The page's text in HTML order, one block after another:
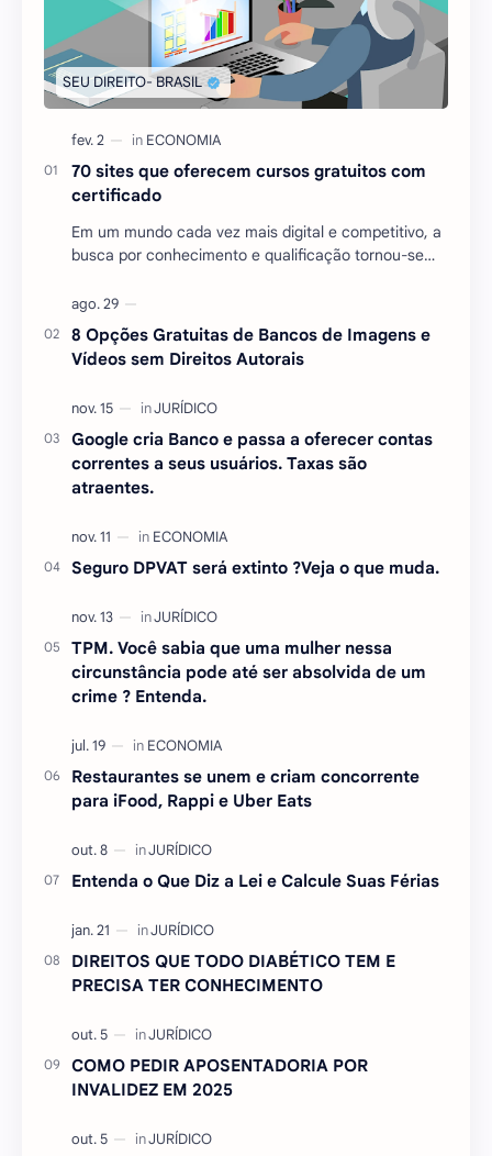
70 sites que oferecem cursos gratuitos com
certificado
Em um mundo cada vez mais digital e competitivo, a
busca por conhecimento e qualificação tornou-se
…
8 Opções Gratuitas de Bancos de Imagens e
Vídeos sem Direitos Autorais
Google cria Banco e passa a oferecer contas
correntes a seus usuários. Taxas são
atraentes.
Seguro DPVAT será extinto ?Veja o que muda.
TPM. Você sabia que uma mulher nessa
circunstância pode até ser absolvida de um
crime ? Entenda.
Restaurantes se unem e criam concorrente
para iFood, Rappi e Uber Eats
Entenda o Que Diz a Lei e Calcule Suas Férias
DIREITOS QUE TODO DIABÉTICO TEM E
PRECISA TER CONHECIMENTO
COMO PEDIR APOSENTADORIA POR
INVALIDEZ EM 2025